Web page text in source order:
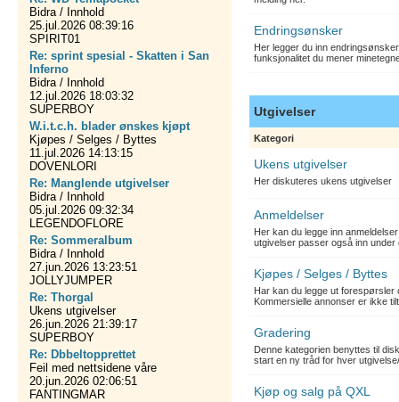
Bidra / Innhold
25.jul.2026 08:39:16
SPIRIT01
Re: sprint spesial - Skatten i San
Inferno
Bidra / Innhold
12.jul.2026 18:03:32
SUPERBOY
W.i.t.c.h. blader ønskes kjøpt
Kjøpes / Selges / Byttes
11.jul.2026 14:13:15
DOVENLORI
Re: Manglende utgivelser
Bidra / Innhold
05.jul.2026 09:32:34
LEGENDOFLORE
Re: Sommeralbum
Bidra / Innhold
27.jun.2026 13:23:51
JOLLYJUMPER
Re: Thorgal
Ukens utgivelser
26.jun.2026 21:39:17
SUPERBOY
Re: Dbbeltopprettet
Feil med nettsidene våre
20.jun.2026 02:06:51
FANTINGMAR
Endringsønsker
Her legger du inn
funksjonalitet du mener
Utgivelser
Kategori
Ukens utgivelser
Her diskuteres ukens utgivelser
Anmeldelser
Her kan du legge inn
utgivelser passer også inn under
Kjøpes / Selges / Byttes
Har kan du legge ut forespørsler
Kommersielle annonser er ikke
Gradering
Denne kategorien benyttes til
start en ny tråd for hver
Kjøp og salg på QXL